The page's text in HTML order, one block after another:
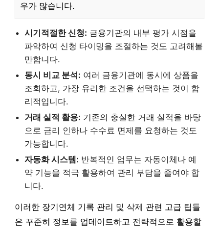
우가 많습니다.
시기적절한 신청: 금융기관의 내부 평가 시점을
파악하여 신청 타이밍을 조절하는 것도 고려해볼
만합니다.
동시 비교 분석: 여러 금융기관에 동시에 상품을
조회하고, 가장 유리한 조건을 선택하는 것이 합
리적입니다.
거래 실적 활용: 기존의 충실한 거래 실적을 바탕
으로 금리 인하나 수수료 면제를 요청하는 것도
가능합니다.
자동화 시스템: 반복적인 업무는 자동이체나 예
약 기능을 적극 활용하여 관리 부담을 줄여야 합
니다.
이러한 장기연체 기록 관리 및 삭제 관련 고급 팁들
은 꾸준히 정보를 업데이트하고 전략적으로 활용할